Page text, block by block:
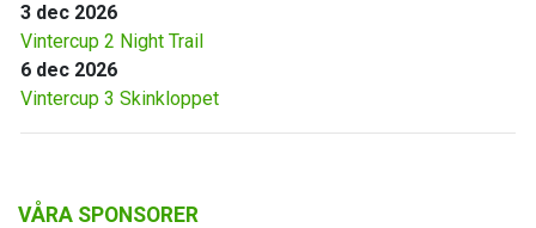
3 dec 2026
Vintercup 2 Night Trail
6 dec 2026
Vintercup 3 Skinkloppet
VÅRA SPONSORER